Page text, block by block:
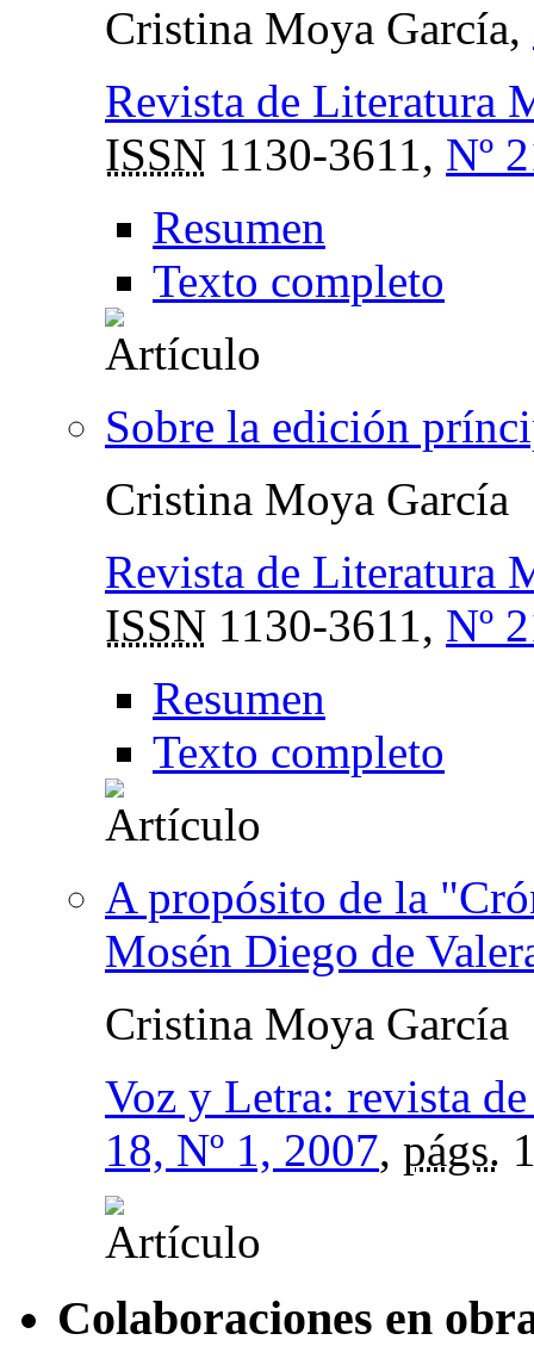
Cristina Moya García,
Revista de Literatura
ISSN 1130-3611, Nº
Resumen
Texto completo
Sobre la edición
Cristina Moya García
Revista de Literatura
ISSN 1130-3611, Nº
Resumen
Texto completo
A propósito de la
Mosén Diego de
Cristina Moya García
Voz y Letra: revista
18, Nº 1, 2007, págs.
Colaboraciones en